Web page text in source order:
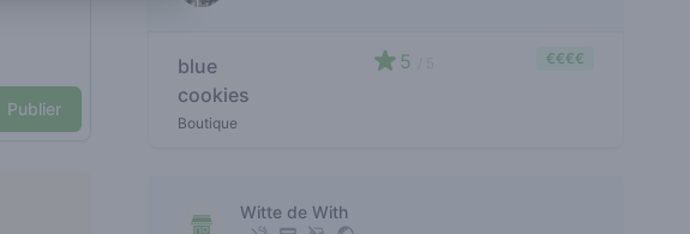
Publier
blue
cookies
Boutique
5 €€€€
Witte de With